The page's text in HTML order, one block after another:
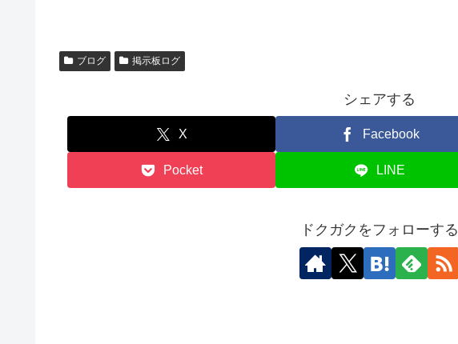
ブログ 掲示板ログ
シェアする
X Facebook
Pocket LINE
ドクガクをフォローする